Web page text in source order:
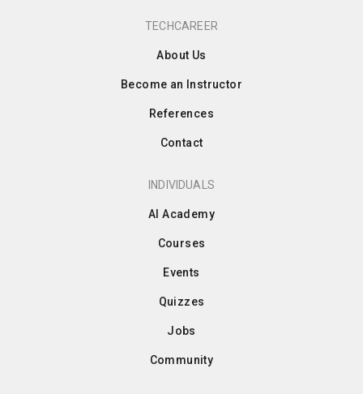
TECHCAREER
About Us
Become an Instructor
References
Contact
INDIVIDUALS
AI Academy
Courses
Events
Quizzes
Jobs
Community